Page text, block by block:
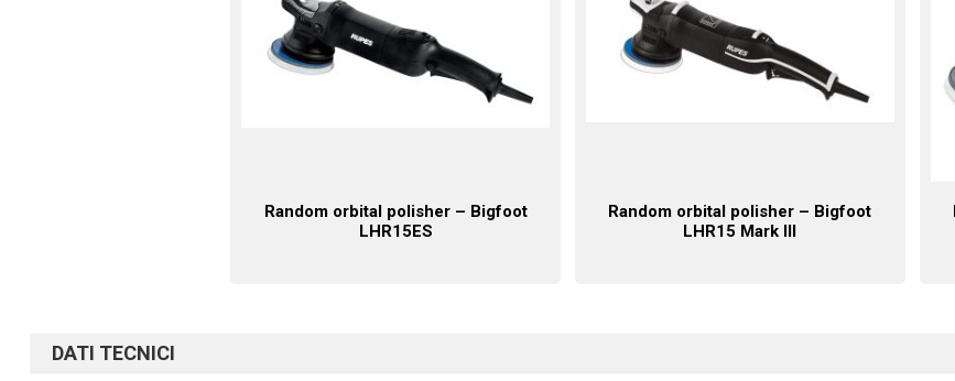
Random orbital polisher – Bigfoot
LHR15ES
Random orbital polisher – Bigfoot
LHR15 Mark III
DATI TECNICI